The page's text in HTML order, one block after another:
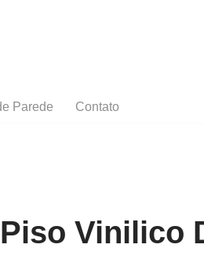
Parede Contato
Piso Vinilico